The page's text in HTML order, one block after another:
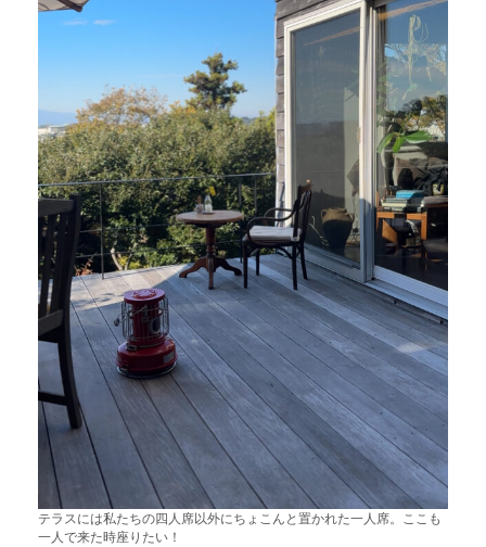
テラスには私たちの四人席以外にちょこんと置かれた一人席。ここも
一人で来た時座りたい！